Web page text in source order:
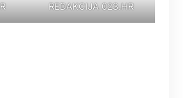
REDAKCIJA 023.HR